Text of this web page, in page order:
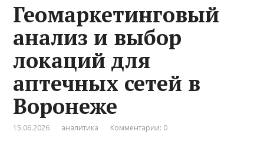
Геомаркетинговый
анализ и выбор
локаций для
аптечных сетей в
Воронеже
15.06.2026 аналитика Комментарии: 0